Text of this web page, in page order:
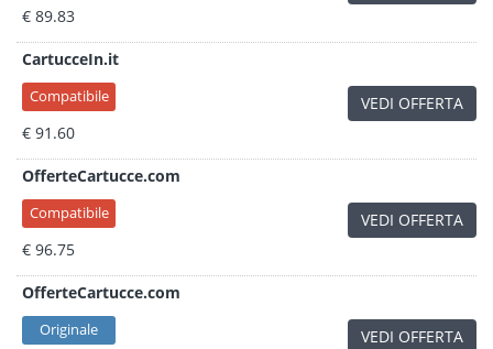
€ 89.83
CartucceIn.it
Compatibile
€ 91.60
VEDI OFFERTA
OfferteCartucce.com
Compatibile
€ 96.75
VEDI OFFERTA
OfferteCartucce.com
Originale VEDI OFFERTA